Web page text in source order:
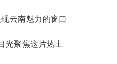
云南魅力的窗口
光聚焦这片热土